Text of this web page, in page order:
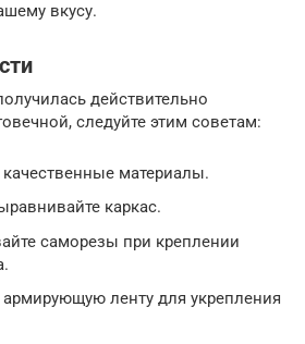
вкусу.
действительно
следуйте этим советам:
качественные материалы.
каркас.
саморезы при креплении
армирующую ленту для укрепления